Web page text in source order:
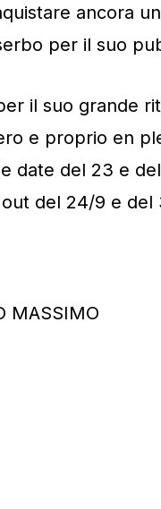
ancora
per il suo
il suo grande
e proprio en
date del 23 e
del 24/9 e del
MASSIMO